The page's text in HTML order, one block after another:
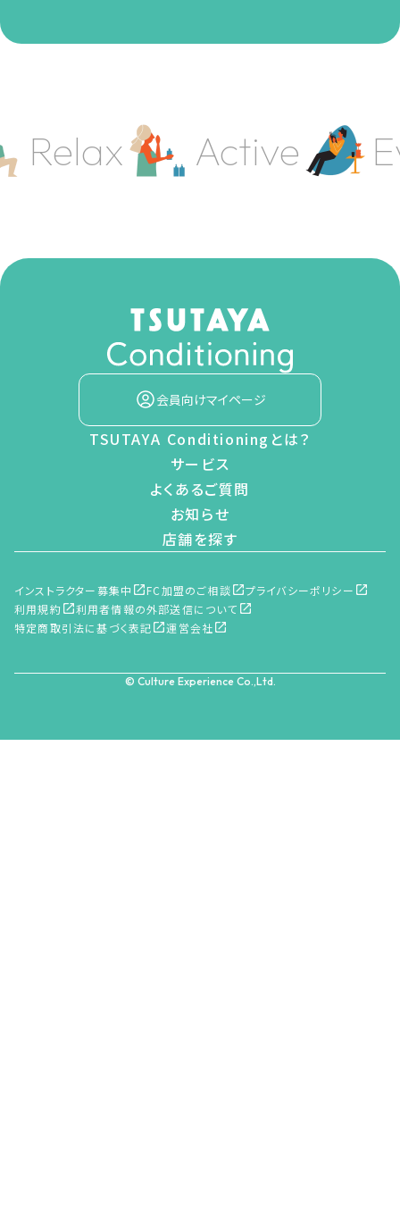
Relax Active
会員向けマイページ
TSUTAYA Conditioningとは？
サービス
よくあるご質問
お知らせ
店舗を探す
インストラクター募集中 FC加盟のご相談
プライバシーポリシー
利用規約
利用者情報の外部送信について
特定商取引法に基づく表記
運営会社
© Culture Experience Co.,Ltd.